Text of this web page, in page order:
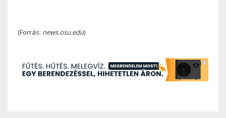
(Forrás: news.osu.edu)